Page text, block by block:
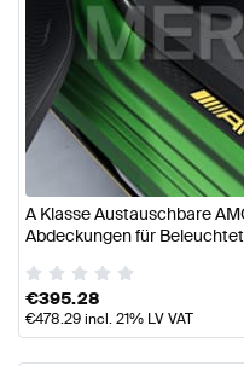
A Klasse Austauschbare
Abdeckungen für
€395.28
€478.29incl. 21% LV VAT